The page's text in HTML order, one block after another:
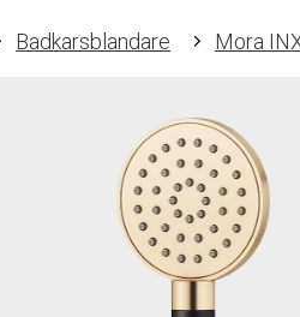
Badkarsblandare Mora